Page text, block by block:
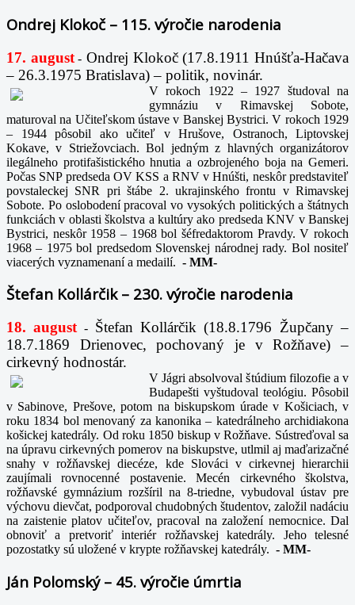
Ondrej Klokoč – 115. výročie narodenia
17. august- Ondrej Klokoč (17.8.1911 Hnúšťa-Hačava
– 26.3.1975 Bratislava) – politik, novinár.
V rokoch 1922 – 1927 študoval na
gymnáziu v Rimavskej Sobote,
maturoval na Učiteľskom ústave v Banskej Bystrici. V rokoch 1929
– 1944 pôsobil ako učiteľ v Hrušove, Ostranoch, Liptovskej
Kokave, v Striežovciach. Bol jedným z hlavných organizátorov
ilegálneho protifašistického hnutia a ozbrojeného boja na Gemeri.
Počas SNP predseda OV KSS a RNV v Hnúšti, neskôr predstaviteľ
povstaleckej SNR pri štábe 2. ukrajinského frontu v Rimavskej
Sobote. Po oslobodení pracoval vo vysokých politických a štátnych
funkciách v oblasti školstva a kultúry ako predseda KNV v Banskej
Bystrici, neskôr 1958 – 1968 bol šéfredaktorom Pravdy. V rokoch
1968 – 1975 bol predsedom Slovenskej národnej rady. Bol nositeľ
viacerých vyznamenaní a medailí. - MM-
Štefan Kollárčik – 230. výročie narodenia
18. august -
Štefan Kollárčik (18.8.1796 Župčany –
18.7.1869 Drienovec, pochovaný je v Rožňave) –
cirkevný hodnostár.
V Jágri absolvoval štúdium filozofie a v
Budapešti vyštudoval teológiu. Pôsobil
v Sabinove, Prešove, potom na biskupskom úrade v Košiciach, v
roku 1834 bol menovaný za kanonika – katedrálneho archidiakona
košickej katedrály. Od roku 1850 biskup v Rožňave. Sústreďoval sa
na úpravu cirkevných pomerov na biskupstve, utlmil aj maďarizačné
snahy v rožňavskej diecéze, kde Slováci v cirkevnej hierarchii
zaujímali rovnocenné postavenie. Mecén cirkevného školstva,
rožňavské gymnázium rozšíril na 8-triedne, vybudoval ústav pre
výchovu dievčat, podporoval chudobných študentov, založil nadáciu
na zaistenie platov učiteľov, pracoval na založení nemocnice. Dal
obnoviť a pretvoriť interiér rožňavskej katedrály. Jeho telesné
pozostatky sú uložené v krypte rožňavskej katedrály. - MM-
Ján Polomský – 45. výročie úmrtia